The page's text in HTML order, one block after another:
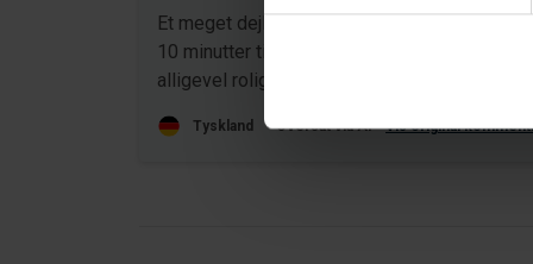
Et meget dejligt hus, centralt beliggende, kun
10 minutter til bager og købmand, men
alligevel roligt i en blind vej.
Tyskland Oversat via AI -Vis original